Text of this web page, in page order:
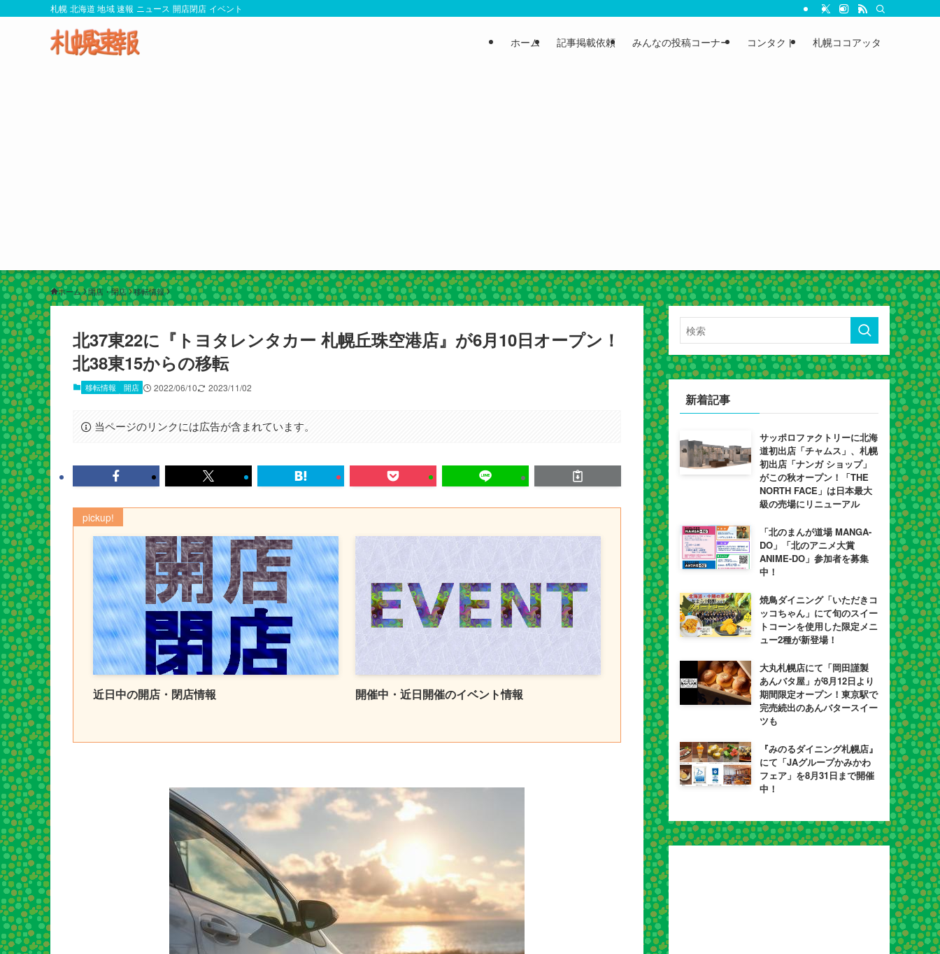
札幌 北海道 地域 速報 ニュース 開店閉店 イベント
ホーム 記事掲載依頼 みんなの投稿コーナー コンタクト 札幌ココアッタ
ホーム 開店・閉店 移転情報
北37東22に『トヨタレンタカー 札幌丘珠空港店』が6月10日オープン！
北38東15からの移転
移転情報 開店 2022/06/10 2023/11/02
当ページのリンクには広告が含まれています。
pickup!
近日中の開店・閉店情報 開催中・近日開催のイベント情報
新着記事
サッポロファクトリーに北海
道初出店「チャムス」、札幌
初出店「ナンガ ショップ」
がこの秋オープン！「THE
NORTH FACE」は日本最大
級の売場にリニューアル
「北のまんが道場 MANGA-
DO」「北のアニメ大賞
ANIME-DO」参加者を募集
中！
焼鳥ダイニング「いただきコ
ッコちゃん」にて旬のスイー
トコーンを使用した限定メニ
ュー2種が新登場！
大丸札幌店にて「岡田謹製
あんバタ屋」が8月12日より
期間限定オープン！東京駅で
完売続出のあんバタースイー
ツも
『みのるダイニング札幌店』
にて「JAグループかみかわ
フェア」を8月31日まで開催
中！